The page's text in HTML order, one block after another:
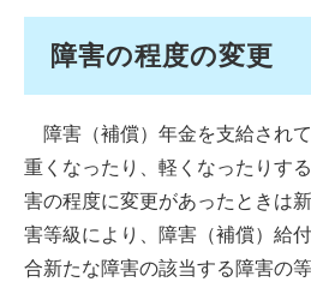
お問い合わ
会員メニュ
障害の程度の変更
障害（補償）年金を支給され
重くなったり、軽くなったりす
害の程度に変更があったときは
害等級により、障害（補償）給
合新たな障害の該当する障害の